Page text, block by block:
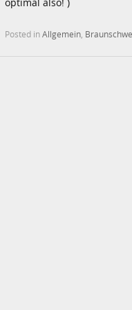
Posted inAllgemein